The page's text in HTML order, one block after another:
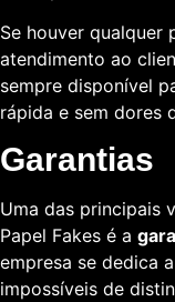
Se houver qualquer
atendimento ao
sempre disponível
rápida e sem dores
Garantias
Uma das principais
Papel Fakes é a
empresa se dedica
impossíveis de